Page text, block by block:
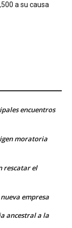
a su causa
encuentros
moratoria
rescatar el
empresa
ancestral a la